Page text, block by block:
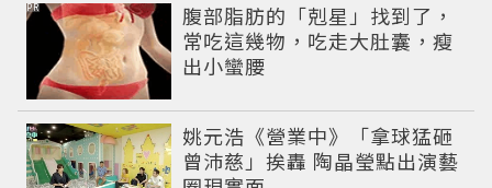
腹部脂肪的「剋星」找到了，
常吃這幾物，吃走大肚囊，瘦
出小蠻腰
PR
姚元浩《營業中》「拿球猛砸
曾沛慈」挨轟 陶晶瑩點出演藝